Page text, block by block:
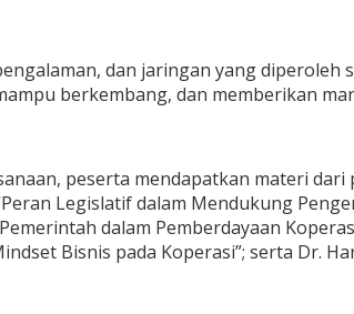
dan jaringan yang
berkembang, dan memberikan
peserta mendapatkan materi
Legislatif dalam Mendukung
dalam Pemberdayaan
Bisnis pada Koperasi”; serta Dr.